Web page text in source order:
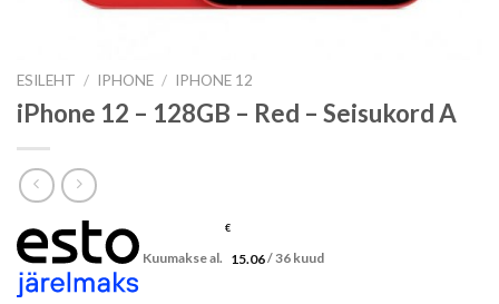
ESILEHT / IPHONE / IPHONE 12
iPhone 12 – 128GB – Red – Seisukord A
Kuumakse al.
€
15.06/ 36 kuud